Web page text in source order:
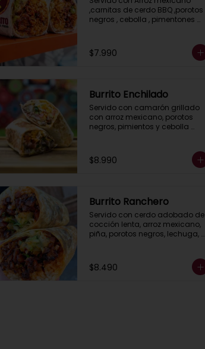
,carnitas de cerdo BBQ ,porotos
negros , cebolla , pimentones
lechuga.
$7.990
Burrito Enchilado
Servido con camarón grillado
con arroz mexicano, porotos
negros, pimientos y cebolla
(crema ácida).
$8.990
Burrito Ranchero
Servido con cerdo adobado de
cocción lenta, arroz mexicano,
piña, porotos negros, lechuga,
ranch (crema ácida).
$8.490